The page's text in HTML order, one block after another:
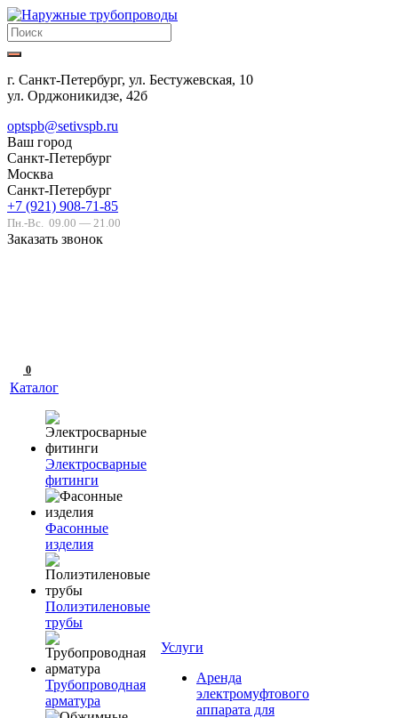
г. Санкт-Петербург, ул. Бестужевская, 10
ул. Орджоникидзе, 42б
optspb@setivspb.ru
Ваш город
Санкт-Петербург
Москва
Санкт-Петербург
+7 (921) 908-71-85
Пн.-Вс. 09.00 — 21.00
Заказать звонок
0
Каталог
Электросварные
фитинги
Фасонные
изделия
Полиэтиленовые
трубы
Трубопроводная
арматура
Услуги
Аренда
электромуфтового
аппарата для